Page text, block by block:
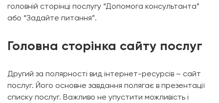
головній сторінці послугу “Допомога консультанта”
або “Задайте питання”.
Головна сторінка сайту послуг
Другий за полярності вид інтернет-ресурсів – сайт
послуг. Його основне завдання полягає в презентації
списку послуг. Важливо не упустити можливість і